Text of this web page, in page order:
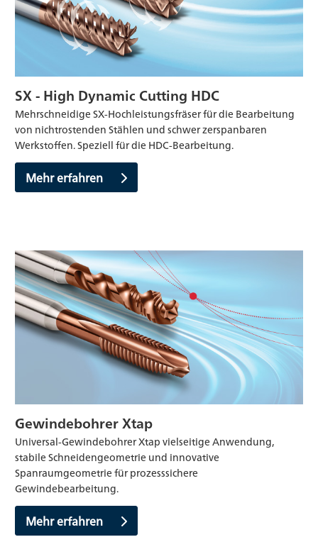
SX - High Dynamic Cutting HDC
Mehrschneidige SX-Hochleistungsfräser für die Bearbeitung
von nichtrostenden Stählen und schwer zerspanbaren
Werkstoffen. Speziell für die HDC-Bearbeitung.
Mehr erfahren
Gewindebohrer Xtap
Universal-Gewindebohrer Xtap vielseitige Anwendung,
stabile Schneidengeometrie und innovative
Spanraumgeometrie für prozesssichere
Gewindebearbeitung.
Mehr erfahren